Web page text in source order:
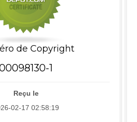
de Copyright
1
Reçu le
02-17 02:58:19